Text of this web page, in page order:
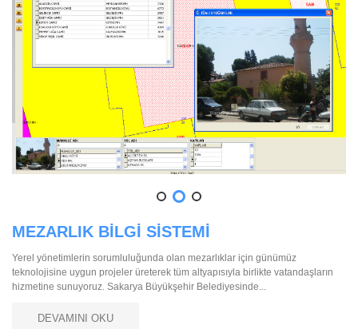
MEZARLIK BİLGİ SİSTEMİ
Yerel yönetimlerin sorumluluğunda olan mezarlıklar için günümüz
teknolojisine uygun projeler üreterek tüm altyapısıyla birlikte vatandaşların
hizmetine sunuyoruz. Sakarya Büyükşehir Belediyesinde...
DEVAMINI OKU